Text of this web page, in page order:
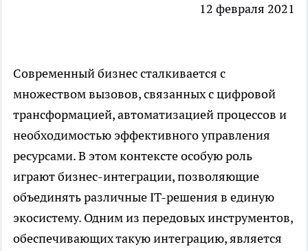
12 февраля 2021
Современный бизнес сталкивается с
множеством вызовов, связанных с цифровой
трансформацией, автоматизацией процессов и
необходимостью эффективного управления
ресурсами. В этом контексте особую роль
играют бизнес-интеграции, позволяющие
объединять различные IT-решения в единую
экосистему. Одним из передовых инструментов,
обеспечивающих такую интеграцию, является